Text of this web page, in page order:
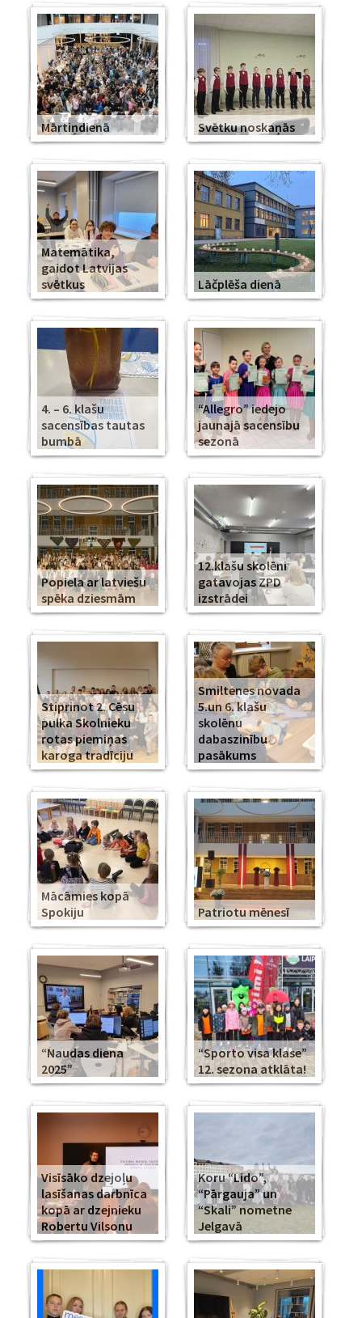
Mārtiņdienā Svētku noskaņās
Matemātika,
gaidot Latvijas
svētkus
Lāčplēša dienā
4. – 6. klašu
sacensības tautas
bumbā
“Allegro” iedejo
jaunajā sacensību
sezonā
Popiela ar latviešu
spēka dziesmām
12.klašu skolēni
gatavojas ZPD
izstrādei
Stiprinot 2. Cēsu
pulka Skolnieku
rotas piemiņas
karoga tradīciju
Smiltenes novada
5.un 6. klašu
skolēnu
dabaszinību
pasākums
Mācāmies kopā
Spokiju
Patriotu mēnesī
“Naudas diena
2025”
“Sporto visa klase”
12. sezona atklāta!
Visīsāko dzejoļu
lasīšanas darbnīca
kopā ar dzejnieku
Robertu Vilsonu
Koru “Lido”,
“Pārgauja” un
“Skali” nometne
Jelgavā